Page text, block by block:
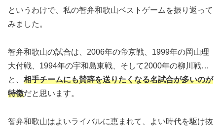
というわけで、私の智弁和歌山ベストゲームを振り返って
みました。
智弁和歌山の試合は、2006年の帝京戦、1999年の岡山理
大付戦、1994年の宇和島東戦、そして2000年の柳川戦…
と、 相手チームにも賛辞を送りたくなる名試合が多いのが
特徴だと思います。
智弁和歌山はよいライバルに恵まれて、よい時代を駆け抜